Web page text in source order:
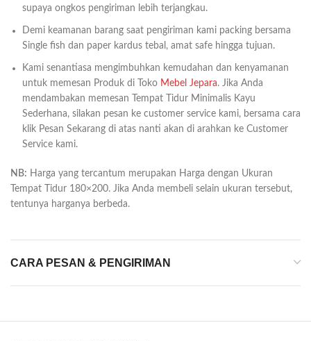
supaya ongkos pengiriman lebih terjangkau.
Demi keamanan barang saat pengiriman kami packing bersama
Single fish dan paper kardus tebal, amat safe hingga tujuan.
Kami senantiasa mengimbuhkan kemudahan dan kenyamanan
untuk memesan Produk di Toko Mebel Jepara. Jika Anda
mendambakan memesan Tempat Tidur Minimalis Kayu
Sederhana, silakan pesan ke customer service kami, bersama cara
klik Pesan Sekarang di atas nanti akan di arahkan ke Customer
Service kami.
NB: Harga yang tercantum merupakan Harga dengan Ukuran
Tempat Tidur 180×200. Jika Anda membeli selain ukuran tersebut,
tentunya harganya berbeda.
CARA PESAN & PENGIRIMAN